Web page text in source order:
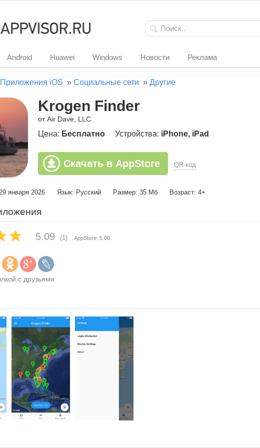
Android Huawei Windows Новости Реклама
Приложения iOS » Социальные сети » Другие
Krogen Finder
от Air Dave, LLC
Цена: Бесплатно Устройства: iPhone, iPad
Скачать в AppStore QR-код
января 2026 Язык: Русский Размер: 35 Мб Возраст: 4+
5.09 (1) AppStore: 5.00
с друзьями